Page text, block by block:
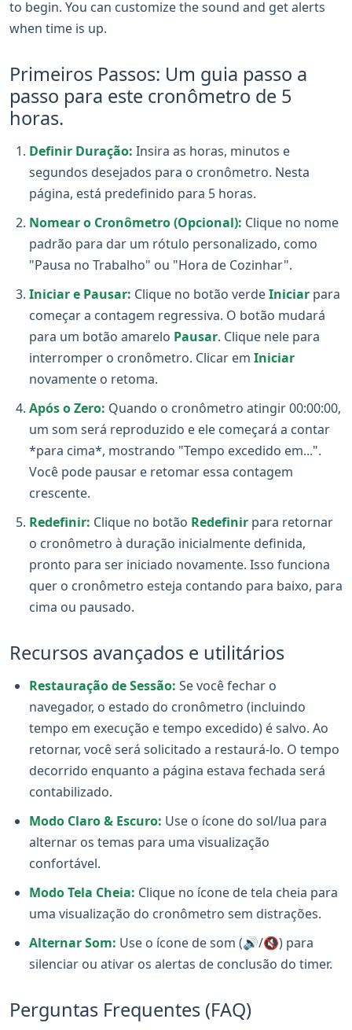
to begin. You can customize the sound and get alerts
when time is up.
Primeiros Passos: Um guia passo a
passo para este cronômetro de 5
horas.
Definir Duração: Insira as horas, minutos e
segundos desejados para o cronômetro. Nesta
página, está predefinido para 5 horas.
Nomear o Cronômetro (Opcional): Clique no nome
padrão para dar um rótulo personalizado, como
"Pausa no Trabalho" ou "Hora de Cozinhar".
Iniciar e Pausar: Clique no botão verdeIniciar para
começar a contagem regressiva. O botão mudará
para um botão amarelo Pausar. Clique nele para
interromper o cronômetro. Clicar em Iniciar
novamente o retoma.
Após o Zero: Quando o cronômetro atingir 00:00:00,
um som será reproduzido e ele começará a contar
*para cima*, mostrando "Tempo excedido em...".
Você pode pausar e retomar essa contagem
crescente.
Redefinir: Clique no botão Redefinir para retornar
o cronômetro à duração inicialmente definida,
pronto para ser iniciado novamente. Isso funciona
quer o cronômetro esteja contando para baixo, para
cima ou pausado.
Recursos avançados e utilitários
Restauração de Sessão: Se você fechar o
navegador, o estado do cronômetro (incluindo
tempo em execução e tempo excedido) é salvo. Ao
retornar, você será solicitado a restaurá-lo. O tempo
decorrido enquanto a página estava fechada será
contabilizado.
Modo Claro & Escuro: Use o ícone do sol/lua para
alternar os temas para uma visualização
confortável.
Modo Tela Cheia: Clique no ícone de tela cheia para
uma visualização do cronômetro sem distrações.
Alternar Som: Use o ícone de som (🔊/🔇) para
silenciar ou ativar os alertas de conclusão do timer.
Perguntas Frequentes (FAQ)